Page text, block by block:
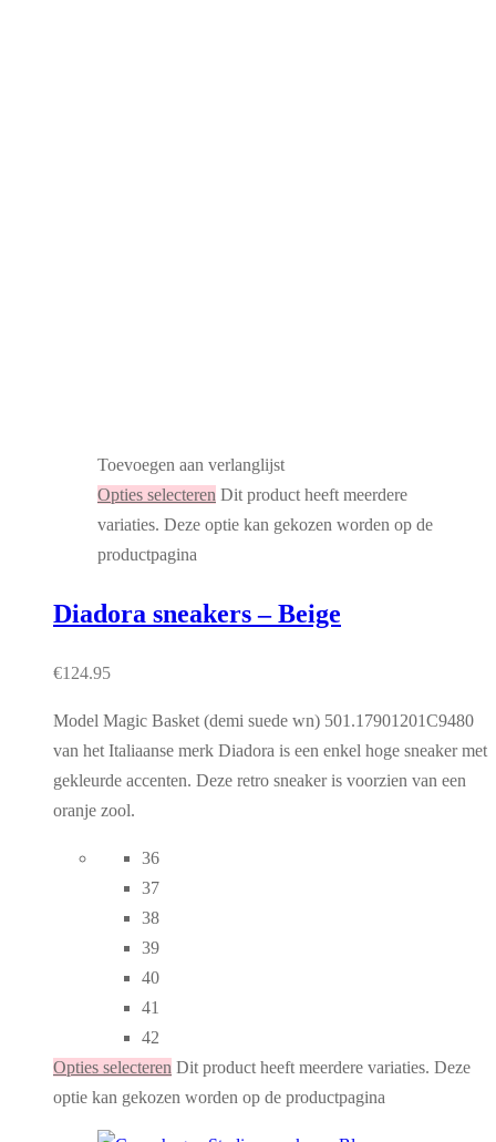
Toevoegen aan verlanglijst
Opties selecteren Dit product heeft meerdere
variaties. Deze optie kan gekozen worden op de
productpagina
Diadora sneakers – Beige
€124.95
Model Magic Basket (demi suede wn) 501.17901201C9480
van het Italiaanse merk Diadora is een enkel hoge sneaker met
gekleurde accenten. Deze retro sneaker is voorzien van een
oranje zool.
36
37
38
39
40
41
42
Opties selecteren Dit product heeft meerdere variaties. Deze
optie kan gekozen worden op de productpagina